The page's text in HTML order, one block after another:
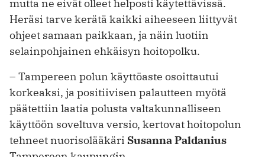
mutta ne eivät olleet helposti käytettävissä.
Heräsi tarve kerätä kaikki aiheeseen liittyvät
ohjeet samaan paikkaan, ja näin luotiin
selainpohjainen ehkäisyn hoitopolku.
– Tampereen polun käyttöaste osoittautui
korkeaksi, ja positiivisen palautteen myötä
päätettiin laatia polusta valtakunnalliseen
käyttöön soveltuva versio, kertovat hoitopolun
tehneet nuorisolääkäri Susanna Paldanius